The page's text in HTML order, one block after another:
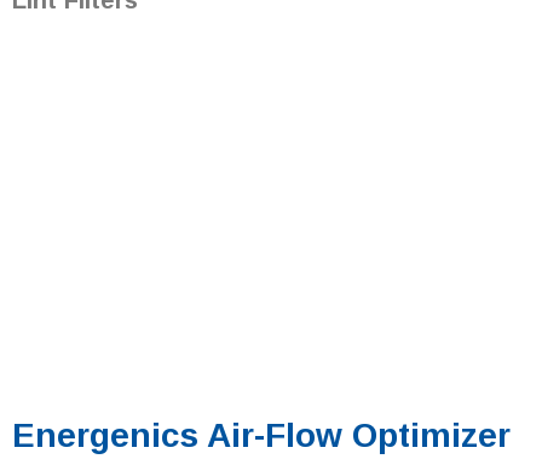
Energenics Air-Flow Optimizer